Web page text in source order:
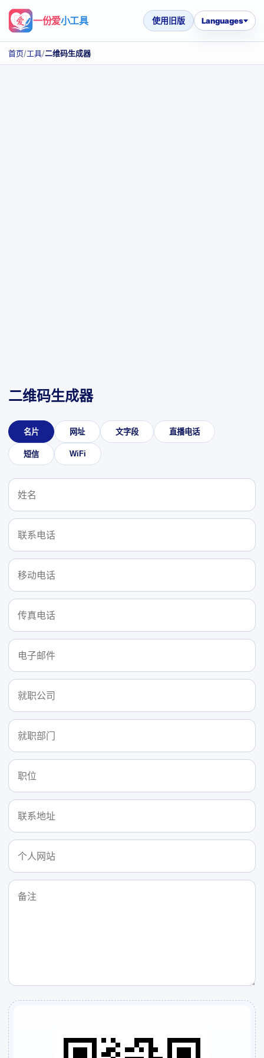
一份爱小工具 使用旧版 Languages
首页/工具/二维码生成器
二维码生成器
名片 网址 文字段 直播电话
短信 WiFi